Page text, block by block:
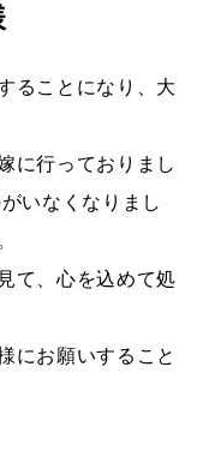
ることになり、大
に行っておりまし
いなくなりまし
て、心を込めて処
にお願いすること